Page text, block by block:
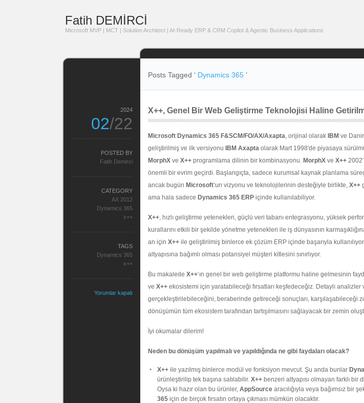
Fatih DEMİRCİ
Microsoft MVP | MCT | Solution Architect | AI-Ready ERP & CRM Copilot & Agentic Business Applications
Posts Tagged ‘ Dynamics 365 ’
X++, Genel Bir Web Geliştirme Teknolojisi Haline
Microsoft Dynamics 365 F&SCM/FO/AX/Axapta, orijinal olarak IBM ve
geliştirilmiş ve ilk versiyonu
IBM Axapta olarak Mart 1998′de piyasaya
MorphX ve X++ programlama dilinin bir kombinasyonu. MorphX ve X++
önemli bir evrim geçirdi. Başlangıçta, sadece kurumsal kaynak planlama
ancak bugün Microsoft’un vizyonu ve teknolojilerinin desteğiyle birlikte, X++
ama hala sadece Dynamics 365 ERP içinde kullanılabiliyor.
X++, hızlı geliştirme yetenekleri, güçlü veri tabanı entegrasyonu, yüksek
kurallarını etkili bir şekilde yönetme yetenekleri ile iş dünyasının
an için X++ ile geliştirilmiş binlerce ek çözüm ERP içinde başarıyla
altyapısına bağımlı olması potansiyel müşteri kitlesini sınırlıyor.
Bu makalede X++‘ın genel bir web geliştirme platformu haline gelmesinin
ve X++ ekosistemi için yaratabileceği fırsatları keşfedeceğiz. Detaylı
gerçekleştirilebileceğini, beraberinde getireceği sonuçları, karşılaşabileceği
dönüşümün tüm ekosistem tarafından tartışılmasını sağlayacak bir zemin
İyi okumalar dilerim!
Neden bu dönüşüm yapılmalı ve yapıldığında ne gibi faydaları olacak?
X++ ile yazılmış binlerce modül ve fonksiyon mevcut. Şu anda bunlar
ürünleştirilip tek başına satılabilir. X++ benzeri altyapısı olmayan farklı
Oysa ki hazır olan bu ürünler, AppSource aracılığıyla veya bağımsız bir
365 için de birçok fırsatın ortaya çıkması mümkün olacaktır.
2024
02/22
POSTED BY
Fatih Demirci
CATEGORY
AX 2012
Dynamics 365
x++
TAGS
Dynamics 365
x++
Yorumlar kapalı